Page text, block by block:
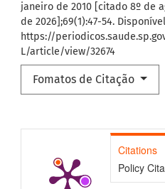
janeiro de 2010 [citado 8º de
de 2026];69(1):47-54.
https://
L/article/view/32674
Fomatos de Citação
Citations
Policy